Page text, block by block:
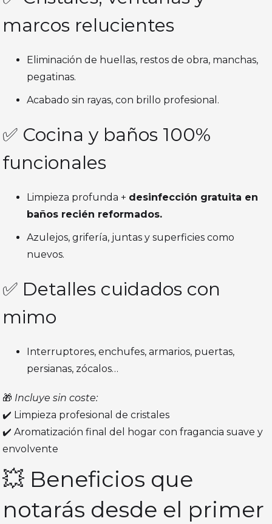
marcos relucientes
Eliminación de huellas, restos de obra, manchas,
pegatinas.
Acabado sin rayas, con brillo profesional.
✅ Cocina y baños 100%
funcionales
Limpieza profunda + desinfección gratuita en
baños recién reformados.
Azulejos, grifería, juntas y superficies como
nuevos.
✅ Detalles cuidados con
mimo
Interruptores, enchufes, armarios, puertas,
persianas, zócalos…
🎁 Incluye sin coste:
✔️ Limpieza profesional de cristales
✔️ Aromatización final del hogar con fragancia suave y
envolvente
💥 Beneficios que
notarás desde el primer